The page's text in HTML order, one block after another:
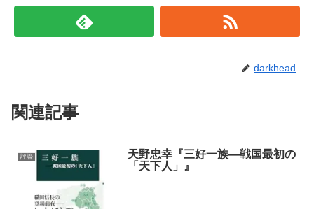
darkhead
関連記事
評論
天野忠幸『三好一族―戦国最初の
「天下人」』